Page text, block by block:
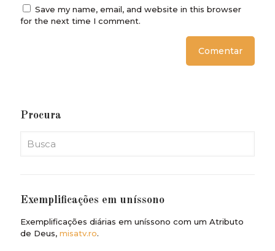
Save my name, email, and website in this browser
for the next time I comment.
Procura
Exemplificações em uníssono
Exemplificações diárias em uníssono com um Atributo
de Deus, misatv.ro.